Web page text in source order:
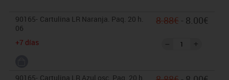
90165-
06
Cartulina LR Naranja. Paq. 20 h.
+7 días
8.88€- 8.00€
90165- Cartulina LR Azul osc. Paq. 20 h.